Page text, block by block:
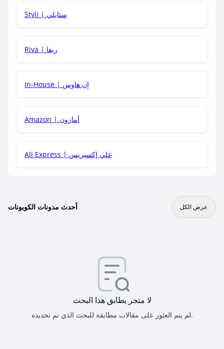
هل يمكنني جمع كود خصم مع العروض الأخرى؟
Styli | ستايلي
Riva | ريفا
In-House | إن هاوس
Amazon | أمازون
Ali Express | علي إكسبريس
أحدث مدونات الكوبونات عرض الكل
لا متجر يطابق هذا البحث
لم يتم العثور على مقالات مطابقة للبحث الذي تم تحديده.